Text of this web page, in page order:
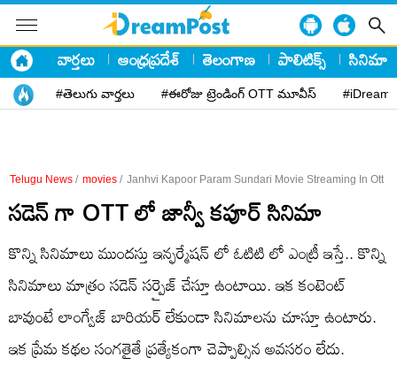
వార్తలు ఆంధ్రప్రదేశ్ తెలంగాణ పాలిటిక్స్ సినిమా
#తెలుగు వార్తలు #ఈరోజు ట్రెండింగ్ OTT మూవీస్
Telugu News / movies / Janhvi Kapoor Param Sundari Movie Streaming In Ott
సడెన్ గా OTT లో జాన్వీ కపూర్ సినిమా
కొన్ని సినిమాలు ముందస్తు ఇన్ఫర్మేషన్ లో ఓటిటి లో ఎంట్రీ ఇస్తే.. కొన్ని
సినిమాలు మాత్రం సడెన్ సర్ప్రైజ్ చేస్తూ ఉంటాయి. ఇక కంటెంట్
బావుంటే లాంగ్వేజ్ బారియర్ లేకుండా సినిమాలను చూస్తూ ఉంటారు.
ఇక ప్రేమ కథల సంగతైతే ప్రత్యేకంగా చెప్పాల్సిన అవసరం లేదు.